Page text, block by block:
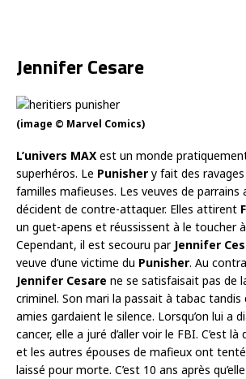
Jennifer Cesare
(image © Marvel Comics)
L’univers MAX est un monde
superhéros. Le Punisher y fait des
familles mafieuses. Les veuves de parrains
décident de contre-attaquer. Elles attirent
un guet-apens et réussissent à le toucher
Cependant, il est secouru par Jennifer
veuve d’une victime du Punisher. Au
Jennifer Cesare ne se satisfaisait pas de
criminel. Son mari la passait à tabac tandis
amies gardaient le silence. Lorsqu’on lui a
cancer, elle a juré d’aller voir le FBI. C’est
et les autres épouses de mafieux ont
laissé pour morte. C’est 10 ans après